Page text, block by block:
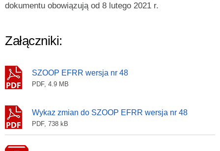
dokumentu obowiązują od 8 lutego 2021 r.
Załączniki:
SZOOP EFRR wersja nr 48
PDF, 4.9 MB
Wykaz zmian do SZOOP EFRR wersja nr 48
PDF, 738 kB